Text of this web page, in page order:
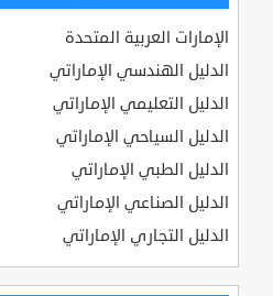
الإمارات العربية المتحدة
الدليل الهندسي الإماراتي
الدليل التعليمي الإماراتي
الدليل السياحي الإماراتي
الدليل الطبي الإماراتي
الدليل الصناعي الإماراتي
الدليل التجاري الإماراتي